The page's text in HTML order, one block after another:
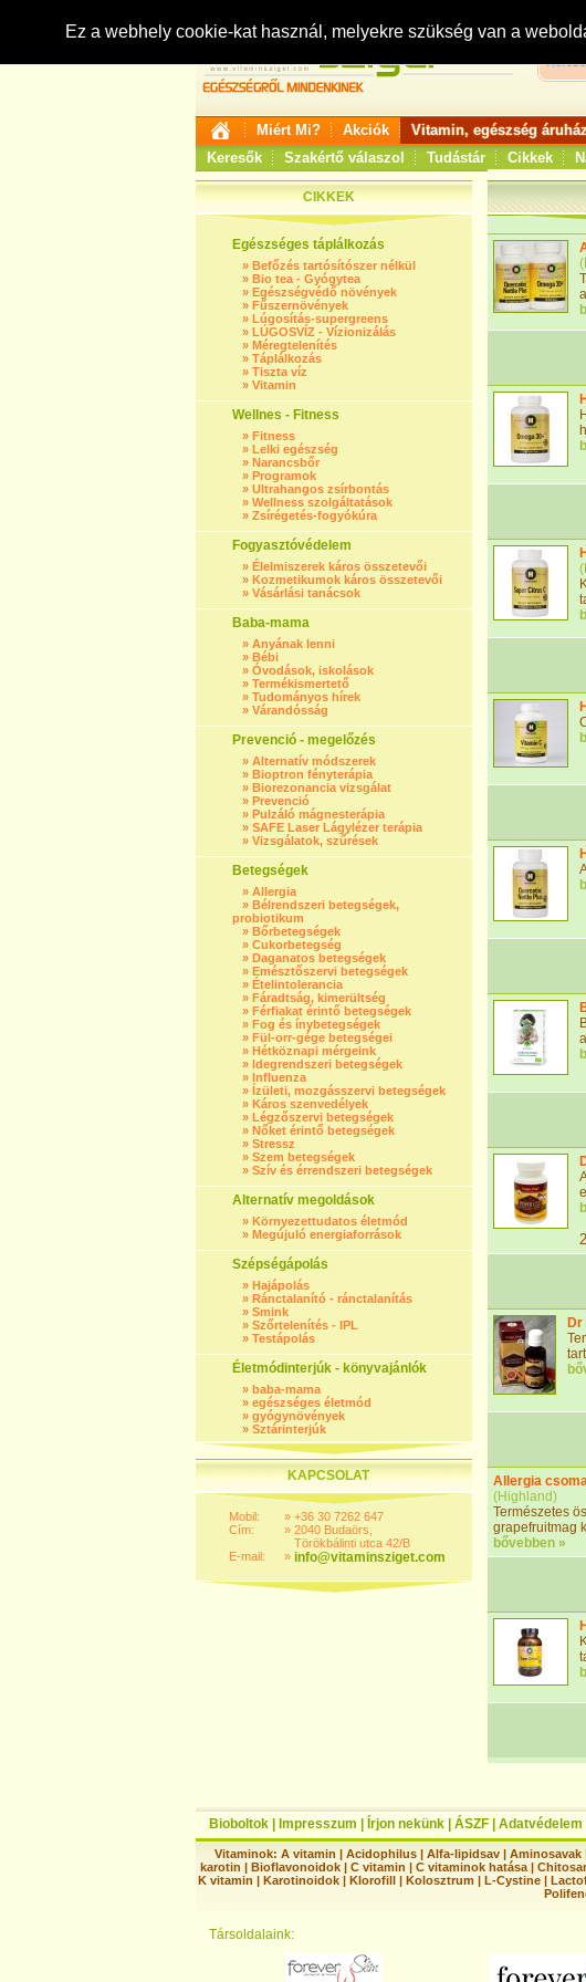
Ez a webhely cookie-kat használ, melyekre szükség van a
Miért Mi? Akciók Vitamin, egészség
Keresők
Szakértő válaszol Tudástár Cikkek
CIKKEK
Egészséges táplálkozás
» Befőzés tartósítószer nélkül
» Bio tea - Gyógytea
» Egészségvédő növények
» Fűszernövények
» Lúgosítás-supergreens
» LÚGOSVÍZ - Vízionizálás
» Méregtelenítés
» Táplálkozás
» Tiszta víz
» Vitamin
Wellnes - Fitness
» Fitness
» Lelki egészség
» Narancsbőr
» Programok
» Ultrahangos zsírbontás
» Wellness szolgáltatások
» Zsírégetés-fogyókúra
Fogyasztóvédelem
» Élelmiszerek káros összetevői
» Kozmetikumok káros összetevői
» Vásárlási tanácsok
Baba-mama
» Anyának lenni
» Bébi
» Óvodások, iskolások
» Termékismertető
» Tudományos hírek
» Várandósság
Prevenció - megelőzés
» Alternatív módszerek
» Bioptron fényterápia
» Biorezonancia vizsgálat
» Prevenció
» Pulzáló mágnesterápia
» SAFE Laser Lágylézer terápia
» Vizsgálatok, szűrések
Betegségek
» Allergia
» Bélrendszeri betegségek,
probiotikum
» Bőrbetegségek
» Cukorbetegség
» Daganatos betegségek
» Emésztőszervi betegségek
» Ételintolerancia
» Fáradtság, kimerültség
» Férfiakat érintő betegségek
» Fog és ínybetegségek
» Fül-orr-gége betegségei
» Hétköznapi mérgeink
» Idegrendszeri betegségek
» Influenza
» Ízületi, mozgásszervi betegségek
» Káros szenvedélyek
» Légzőszervi betegségek
» Nőket érintő betegségek
» Stressz
» Szem betegségek
» Szív és érrendszeri betegségek
Alternatív megoldások
» Környezettudatos életmód
» Megújuló energiaforrások
Szépségápolás
» Hajápolás
» Ránctalanító - ránctalanítás
» Smink
» Szőrtelenítés - IPL
» Testápolás
Életmódinterjúk - könyvajánlók
» baba-mama
» egészséges életmód
» gyógynövények
» Sztárinterjúk
KAPCSOLAT
Mobil:
Cím:
E-mail:
»
»
»
+36 30 7262 647
2040 Budaörs,
Törökbálinti utca 42/B
info@vitaminsziget.com
(
(
Allergia
(Highland)
Természetes
grapefruitmag
bővebben »
Bioboltok Impresszum Írjon nekünk ÁSZF Adatvédelem
Vitaminok: A vitamin | Acidophilus| Alfa-lipidsav| Aminosavak
karotin | Bioflavonoidok | C vitamin | C vitaminok hatása |
K vitamin | Karotinoidok | Klorofill | Kolosztrum | L-Cystine |
Társoldalaink: